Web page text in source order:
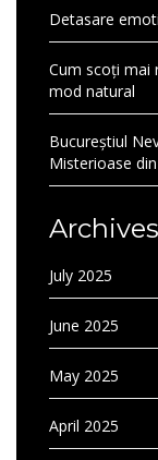
Detasare
Cum scoți mai
mod natural
Bucureștiul
Misterioase
Archives
July 2025
June 2025
May 2025
April 2025